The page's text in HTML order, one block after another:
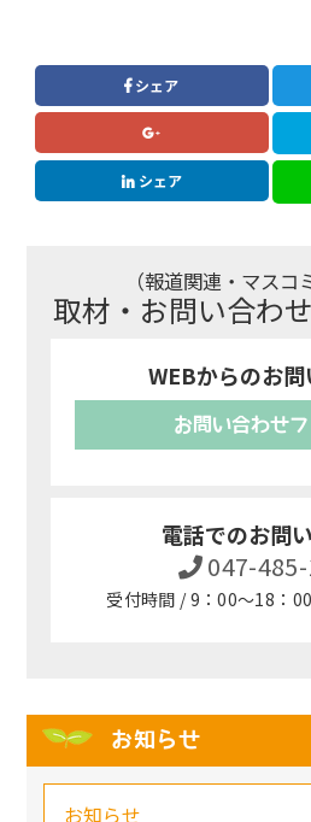
シェア
シェア
（報道関連・マスコ
取材・お問い合わ
WEBからのお
お問い合わせ
電話でのお問
047-
受付時間 / 9：00～18：00
お知らせ
お知らせ